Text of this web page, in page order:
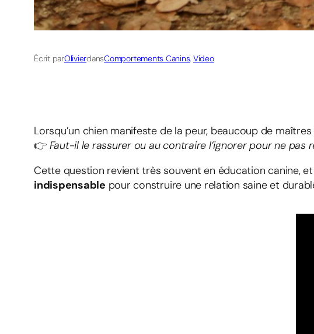
Écrit parOlivierdansComportements Canins, Video
Lorsqu’un chien manifeste de la peur, beaucoup de
👉 Faut-il le rassurer ou au contraire l’ignorer pour ne pas
Cette question revient très souvent en éducation canine,
indispensable pour construire une relation saine et